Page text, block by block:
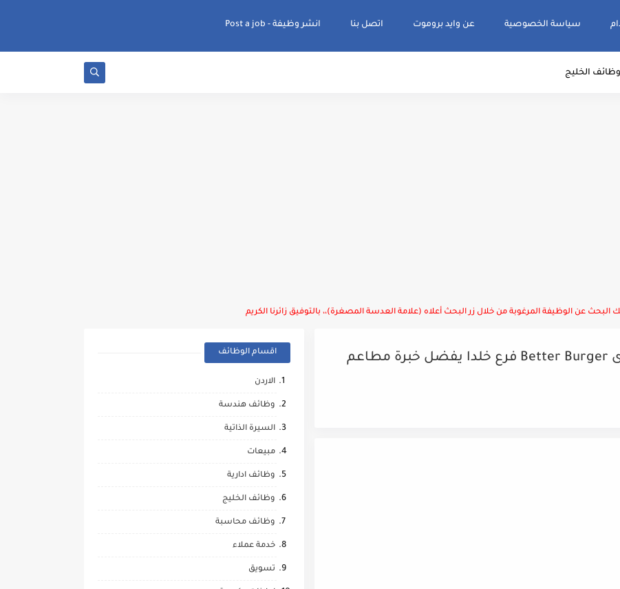
سياسة الخصوصية عن وايد بروموت اتصل بنا انشر وظيفة - Post a job
وظائف الخليج
عن الوظيفة المرغوبة من خلال زر البحث أعلاه (علامة العدسة المصغرة)،، بالتوفيق زائرنا الكريم
مطلوب موظفين مطبخ للعمل لدى Better Burger فرع خلدا يفضل خبرة مطاعم
اقسام الوظائف
الاردن
وظائف هندسة
السيرة الذاتية
مبيعات
وظائف ادارية
وظائف الخليج
وظائف محاسبة
خدمة عملاء
تسويق